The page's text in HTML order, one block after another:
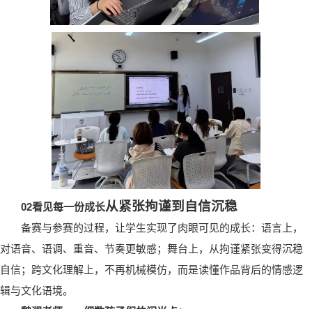
02看见每一份成长从紧张拘谨到自信沉稳
备赛与参赛的过程，让学生实现了肉眼可见的成长：语言上，
对语音、语调、重音、节奏更敏感；舞台上，从拘谨紧张变得沉稳
自信；跨文化理解上，不再机械模仿，而是读懂作品背后的情感逻
辑与文化语境。